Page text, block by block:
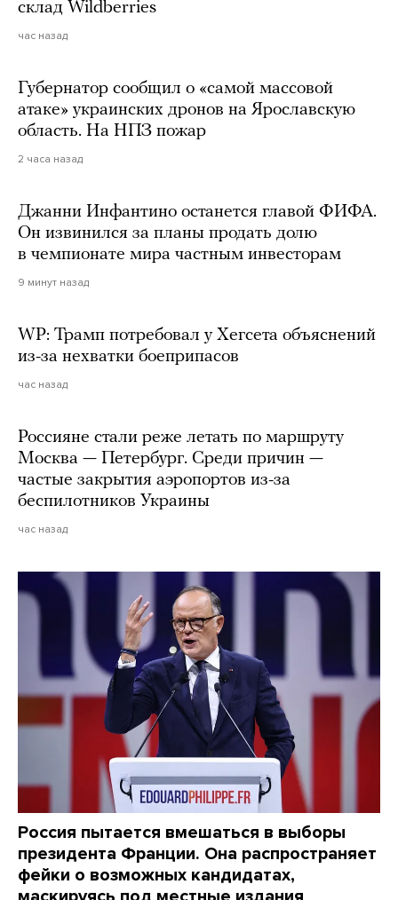
склад Wildberries
час назад
Губернатор сообщил о «самой массовой
атаке» украинских дронов на Ярославскую
область. На НПЗ пожар
2 часа назад
Джанни Инфантино останется главой ФИФА.
Он извинился за планы продать долю
в чемпионате мира частным инвесторам
9 минут назад
WP: Трамп потребовал у Хегсета объяснений
из-за нехватки боеприпасов
час назад
Россияне стали реже летать по маршруту
Москва — Петербург. Среди причин —
частые закрытия аэропортов из-за
беспилотников Украины
час назад
Россия пытается вмешаться в выборы
президента Франции. Она распространяет
фейки о возможных кандидатах,